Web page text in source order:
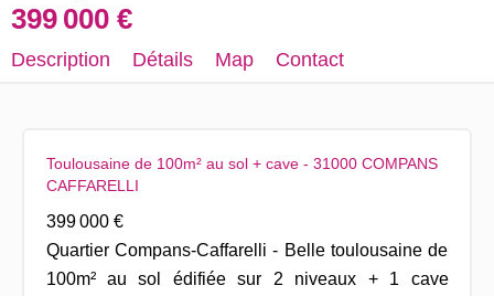
399 000 €
Description Détails Map Contact
Toulousaine de 100m² au sol + cave - 31000 COMPANS
CAFFARELLI
399 000 €
Quartier Compans-Caffarelli - Belle toulousaine de
100m² au sol édifiée sur 2 niveaux + 1 cave